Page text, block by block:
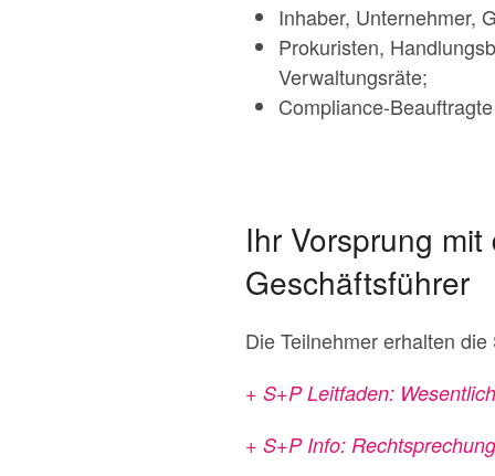
Inhaber, Unternehmer,
Prokuristen,
Verwaltungsräte;
Compliance-
Ihr Vorsprung
Geschäftsführer
Die Teilnehmer erhalten
+ S+P Leitfaden:
+ S+P Info: